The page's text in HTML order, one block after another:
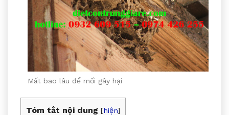
Mất bao lâu để mối gây hại
Tóm tắt nội dung [hiện]